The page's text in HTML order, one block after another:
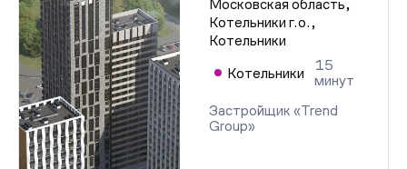
Московская область,
Котельники г.о.,
Котельники
Котельники
15
минут
Застройщик «Trend
Group»